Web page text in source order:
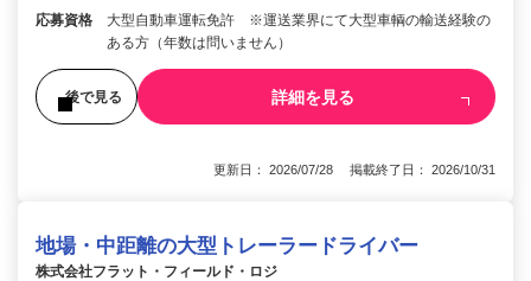
応募資格
大型自動車運転免許 ※運送業界にて大型車輌の輸送経験の
ある方（年数は問いません）
後で見る 詳細を見る
更新日： 2026/07/28 掲載終了日： 2026/10/31
地場・中距離の大型トレーラードライバー
株式会社フラット・フィールド・ロジ